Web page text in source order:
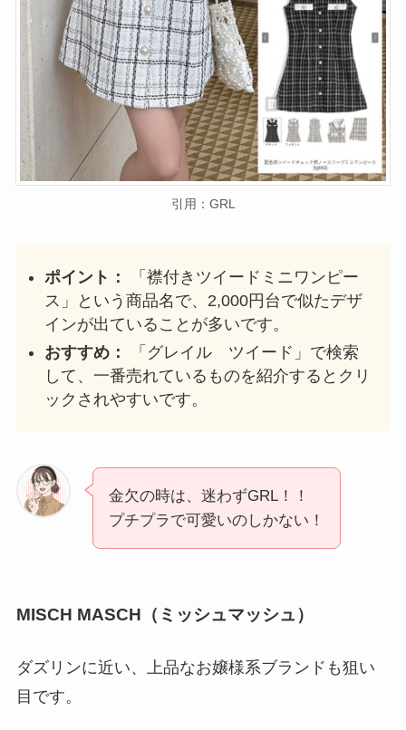
引用：GRL
ポイント：
「襟付きツイードミニワンピー
ス」という商品名で、2,000円台で似たデザ
インが出ていることが多いです。
おすすめ：
「グレイル ツイード」で検索
して、一番売れているものを紹介するとクリ
ックされやすいです。
金欠の時は、迷わずGRL！！
プチプラで可愛いのしかない！
MISCH MASCH（ミッシュマッシュ）
ダズリンに近い、上品なお嬢様系ブランドも狙い
目です。